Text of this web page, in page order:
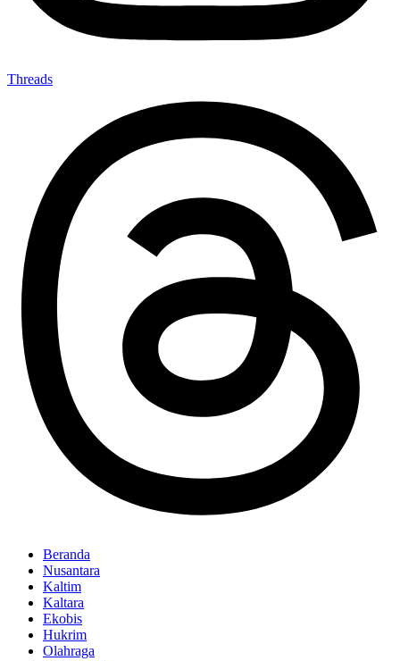
Threads
Beranda
Nusantara
Kaltim
Kaltara
Ekobis
Hukrim
Olahraga